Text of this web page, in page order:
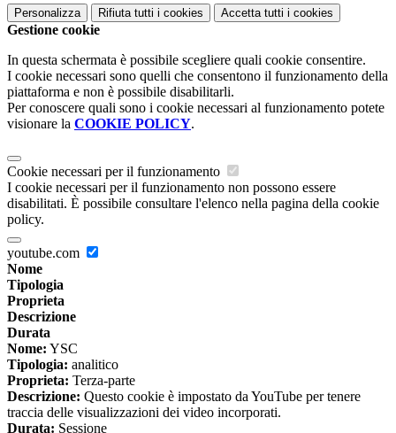
Personalizza Rifiuta tutti i cookies Accetta tutti i cookies
Gestione cookie
In questa schermata è possibile scegliere quali cookie consentire.
I cookie necessari sono quelli che consentono il funzionamento della
piattaforma e non è possibile disabilitarli.
Per conoscere quali sono i cookie necessari al funzionamento potete
visionare la COOKIE POLICY.
Cookie necessari per il funzionamento
I cookie necessari per il funzionamento non possono essere
disabilitati. È possibile consultare l'elenco nella pagina della cookie
policy.
youtube.com
Nome
Tipologia
Proprieta
Descrizione
Durata
Nome: YSC
Tipologia: analitico
Proprieta: Terza-parte
Descrizione: Questo cookie è impostato da YouTube per tenere
traccia delle visualizzazioni dei video incorporati.
Durata: Sessione